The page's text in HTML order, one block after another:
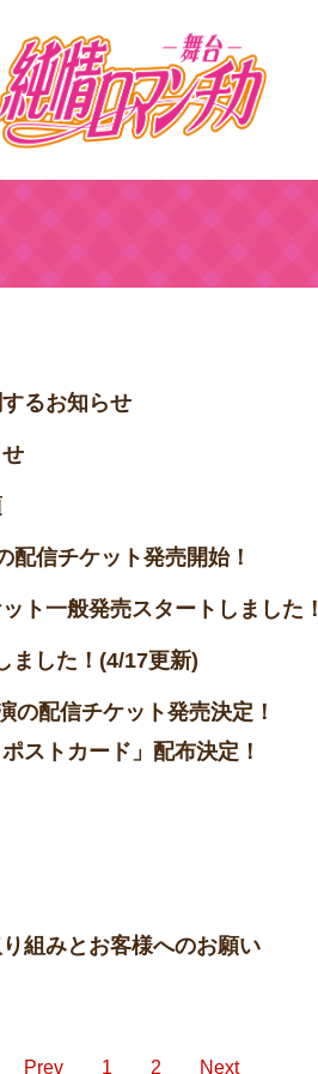
るお知らせ
信チケット発売開始！
ト一般発売スタートしました！
ました！(4/17更新)
の配信チケット発売決定！
ストカード」配布決定！
組みとお客様へのお願い
Prev 1 2 Next